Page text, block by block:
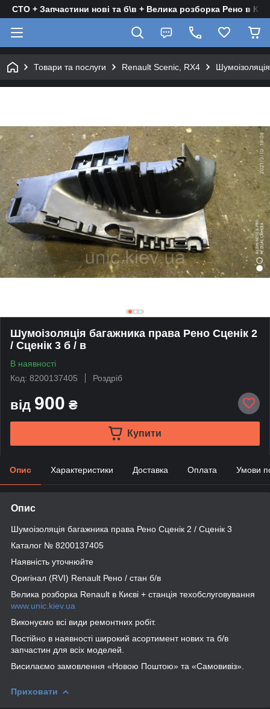
СТО + Запчастини нові та б\в + Велика розборка Рено в
Товари та послуги Renault Scenic, RX4
Шумоізоляція багажника права Рено Сценік 2
/ Сценік 3 б / в
В наявності
Код: 8200137405
Роздріб
від 900 ₴
Купити
Опис Характеристики Доставка Оплата Умови
Опис
Шумоізоляція багажника права Рено Сценік 2 / Сценік 3
Каталог № 8200137405
Наявність уточнюйте
Оригінал (RVI) Renault Рено / стан б/в
Велика розборка Renault в Києві + станція техобслуговування
www.unic.kiev.ua
Виконуємо всі види ремонтних робіт.
Постійно в наявності широкий асортимент нових та б/в
запчастин для всіх моделей.
Висилаємо замовлення «Новою Поштою» та «Самовивіз».
Приховати